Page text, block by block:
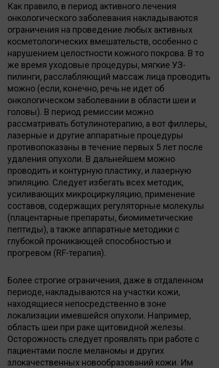
Как правило, в период активного лечения
онкологического заболевания накладываются
ограничения на проведение любых активных
косметологических вмешательств, особенно с
нарушением целостности кожного покрова. В то
же время уходовые процедуры, мягкие УЗ-
пилинги, расслабляющий массаж лица проводить
можно (если, конечно, речь не идет об
онкологическом заболевании в области шеи и
головы). В период ремиссии можно
рассматривать ботулинотерапию, а вот филлеры,
лазерные и другие аппаратные процедуры
противопоказаны в течение первых 5 лет после
удаления опухоли. В дальнейшем можно
проводить и контурную пластику, и лазерную
эпиляцию. Следует избегать всех методик,
усиливающих микроциркуляцию, применение
составов, содержащих регуляторные молекулы
(плацентарные препараты, биомиметические
пептиды), а также аппаратные методики с
глубокой проникающей способностью и
прогревом (RF-терапия).
Более строгие ограничения, даже в отдаленном
периоде, накладываются на участки кожи,
находящиеся непосредственно в зоне
локализации имевшейся опухоли. Например,
область шеи при раке щитовидной железы.
Осторожность следует проявлять при работе с
пациентами после меланомы и других
злокачественных новообразований кожи. Им